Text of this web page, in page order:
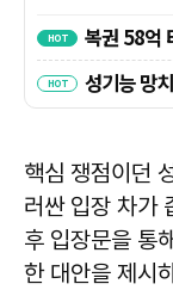
핵심 쟁점이던
러싼 입장 차가
후 입장문을 통
한 대안을 제시